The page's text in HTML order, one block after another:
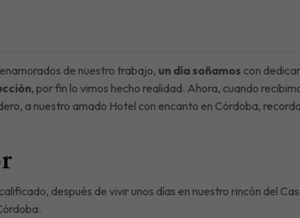
de nuestro trabajo, un día soñamos con
, por fin lo vimos hecho realidad. Ahora, cuando
a nuestro amado Hotel con encanto en Córdoba,
después de vivir unos días en nuestro rincón del